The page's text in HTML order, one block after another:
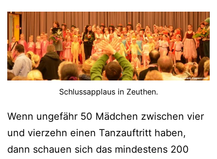
Schlussapplaus in Zeuthen.
Wenn ungefähr 50 Mädchen zwischen vier
und vierzehn einen Tanzauftritt haben,
dann schauen sich das mindestens 200